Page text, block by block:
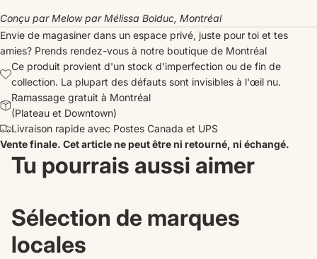
Conçu par Melow par Mélissa Bolduc, Montréal
Envie de magasiner dans un espace privé, juste pour toi et tes
amies? Prends rendez-vous à notre boutique de Montréal
Ce produit provient d'un stock d'imperfection ou de fin de
collection. La plupart des défauts sont invisibles à l'œil nu.
Ramassage gratuit à Montréal
(Plateau et Downtown)
Livraison rapide avec Postes Canada et UPS
Vente finale. Cet article ne peut être ni retourné, ni échangé.
Tu pourrais aussi aimer
Sélection de marques
locales